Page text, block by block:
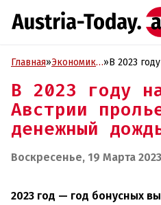
Главная»Экономика »В 2023
В 2023 году
Австрии
денежный
Воскресенье, 19 Марта 2023
2023 год — год бонусных